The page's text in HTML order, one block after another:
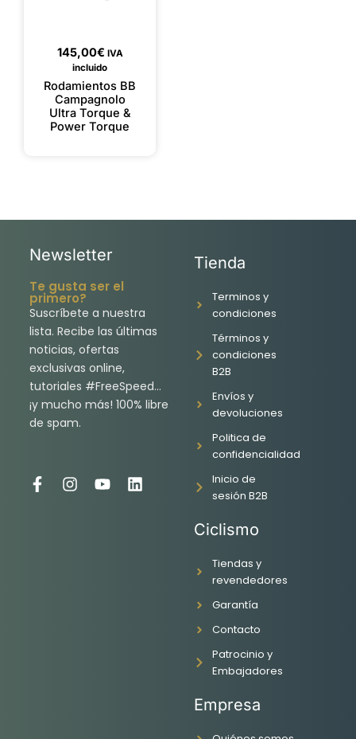
145,00€ IVA
incluido
Rodamientos BB
Campagnolo
Ultra Torque &
Power Torque
Newsletter
Te gusta ser el
primero?
Suscríbete a nuestra
lista. Recibe las últimas
noticias, ofertas
exclusivas online,
tutoriales #FreeSpeed…
¡y mucho más! 100% libre
de spam.
F
I
Y
L
Tienda
Terminos y
condiciones
Términos y
condiciones
B2B
Envíos y
devoluciones
Politica de
confidencialidad
Inicio de
sesión B2B
Ciclismo
Tiendas y
revendedores
Garantía
Contacto
Patrocinio y
Embajadores
Empresa